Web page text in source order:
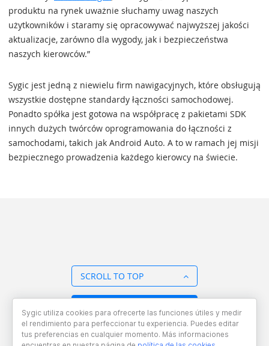
produktu na rynek uważnie słuchamy uwag naszych
użytkowników i staramy się opracowywać najwyższej jakości
aktualizacje, zarówno dla wygody, jak i bezpieczeństwa
naszych kierowców.”
Sygic jest jedną z niewielu firm nawigacyjnych, które obsługują
wszystkie dostępne standardy łączności samochodowej.
Ponadto spółka jest gotowa na współpracę z pakietami SDK
innych dużych twórców oprogramowania do łączności z
samochodami, takich jak Android Auto. A to w ramach jej misji
bezpiecznego prowadzenia każdego kierowcy na świecie.
SCROLL TO TOP
Sygic utiliza cookies para ofrecerte las funciones útiles y medir
el rendimiento para perfeccionar tu experiencia. Puedes editar
tus preferencias en cualquier momento. Más informaciones